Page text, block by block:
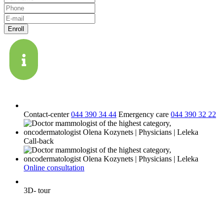
Contact-center 044 390 34 44 Emergency care 044 390 32 22
Call-back
Online consultation
3D- tour